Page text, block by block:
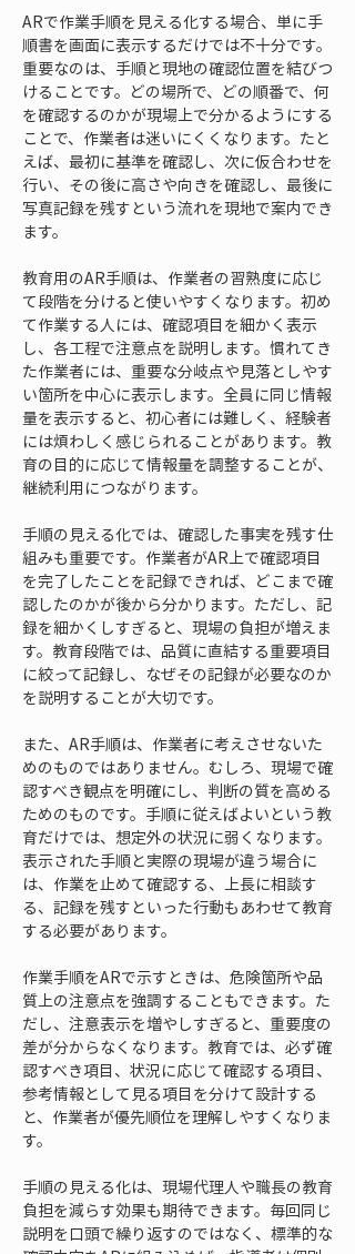
ARで作業手順を見える化する場合、単に手
順書を画面に表示するだけでは不十分です。
重要なのは、手順と現地の確認位置を結びつ
けることです。どの場所で、どの順番で、何
を確認するのかが現場上で分かるようにする
ことで、作業者は迷いにくくなります。たと
えば、最初に基準を確認し、次に仮合わせを
行い、その後に高さや向きを確認し、最後に
写真記録を残すという流れを現地で案内でき
ます。
教育用のAR手順は、作業者の習熟度に応じ
て段階を分けると使いやすくなります。初め
て作業する人には、確認項目を細かく表示
し、各工程で注意点を説明します。慣れてき
た作業者には、重要な分岐点や見落としやす
い箇所を中心に表示します。全員に同じ情報
量を表示すると、初心者には難しく、経験者
には煩わしく感じられることがあります。教
育の目的に応じて情報量を調整することが、
継続利用につながります。
手順の見える化では、確認した事実を残す仕
組みも重要です。作業者がAR上で確認項目
を完了したことを記録できれば、どこまで確
認したのかが後から分かります。ただし、記
録を細かくしすぎると、現場の負担が増えま
す。教育段階では、品質に直結する重要項目
に絞って記録し、なぜその記録が必要なのか
を説明することが大切です。
また、AR手順は、作業者に考えさせないた
めのものではありません。むしろ、現場で確
認すべき観点を明確にし、判断の質を高める
ためのものです。手順に従えばよいという教
育だけでは、想定外の状況に弱くなります。
表示された手順と実際の現場が違う場合に
は、作業を止めて確認する、上長に相談す
る、記録を残すといった行動もあわせて教育
する必要があります。
作業手順をARで示すときは、危険箇所や品
質上の注意点を強調することもできます。た
だし、注意表示を増やしすぎると、重要度の
差が分からなくなります。教育では、必ず確
認すべき項目、状況に応じて確認する項目、
参考情報として見る項目を分けて設計する
と、作業者が優先順位を理解しやすくなりま
す。
手順の見える化は、現場代理人や職長の教育
負担を減らす効果も期待できます。毎回同じ
説明を口頭で繰り返すのではなく、標準的な